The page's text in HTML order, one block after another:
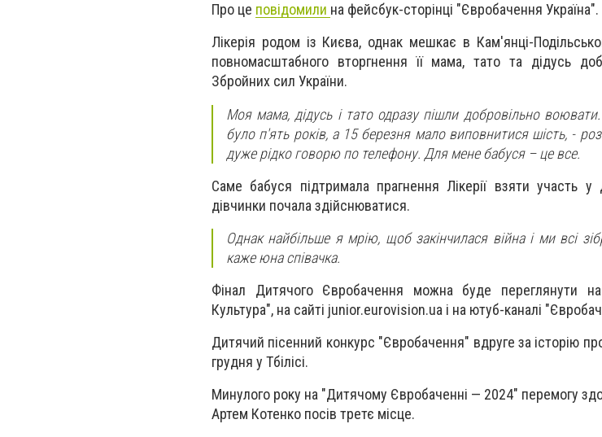
Про це повідомили на фейсбук-сторінці "Євробачення Україна".
Лікерія родом із Києва, однак мешкає в Кам'янці-
повномасштабного вторгнення її мама, тато та дідусь
Збройних сил України.
Моя мама, дідусь і тато одразу пішли добровільно
було п'ять років, а 15 березня мало виповнитися шість, -
дуже рідко говорю по телефону. Для мене бабуся – це все.
Саме бабуся підтримала прагнення Лікерії взяти участь
дівчинки почала здійснюватися.
Однак найбільше я мрію, щоб закінчилася війна і ми всі
каже юна співачка.
Фінал Дитячого Євробачення можна буде переглянути на
Культура", на сайті junior.eurovision.ua і на ютуб-каналі
Дитячий пісенний конкурс "Євробачення" вдруге за історію
грудня у Тбілісі.
Минулого року на "Дитячому Євробаченні — 2024" перемогу
Артем Котенко посів третє місце.